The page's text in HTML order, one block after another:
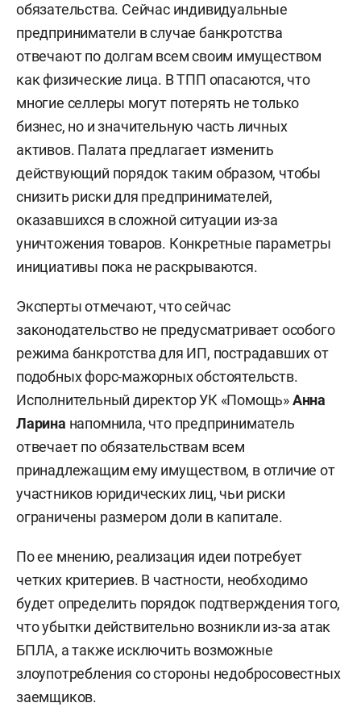
обязательства. Сейчас индивидуальные
предприниматели в случае банкротства
отвечают по долгам всем своим имуществом
как физические лица. В ТПП опасаются, что
многие селлеры могут потерять не только
бизнес, но и значительную часть личных
активов. Палата предлагает изменить
действующий порядок таким образом, чтобы
снизить риски для предпринимателей,
оказавшихся в сложной ситуации из-за
уничтожения товаров. Конкретные параметры
инициативы пока не раскрываются.
Эксперты отмечают, что сейчас
законодательство не предусматривает особого
режима банкротства для ИП, пострадавших от
подобных форс-мажорных обстоятельств.
Исполнительный директор УК «Помощь»Анна
Ларина напомнила, что предприниматель
отвечает по обязательствам всем
принадлежащим ему имуществом, в отличие от
участников юридических лиц, чьи риски
ограничены размером доли в капитале.
По ее мнению, реализация идеи потребует
четких критериев. В частности, необходимо
будет определить порядок подтверждения того,
что убытки действительно возникли из-за атак
БПЛА, а также исключить возможные
злоупотребления со стороны недобросовестных
заемщиков.